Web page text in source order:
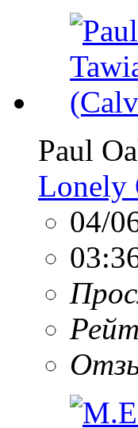
Paul
Lonely
04/